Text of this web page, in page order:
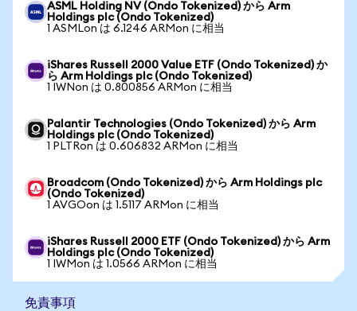
ASML Holding NV (Ondo Tokenized) から Arm
Holdings plc (Ondo Tokenized)
1 ASMLon は 6.1246 ARMon に相当
iShares Russell 2000 Value ETF (Ondo Tokenized) か
ら Arm Holdings plc (Ondo Tokenized)
1 IWNon は 0.800856 ARMon に相当
Palantir Technologies (Ondo Tokenized) から Arm
Holdings plc (Ondo Tokenized)
1 PLTRon は 0.606832 ARMon に相当
Broadcom (Ondo Tokenized) から Arm Holdings plc
(Ondo Tokenized)
1 AVGOon は 1.5117 ARMon に相当
iShares Russell 2000 ETF (Ondo Tokenized) から Arm
Holdings plc (Ondo Tokenized)
1 IWMon は 1.0566 ARMon に相当
免責事項